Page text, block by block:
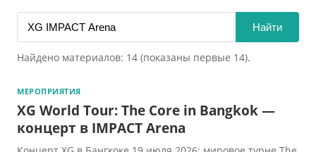
Найти
Найдено материалов: 14 (показаны первые 14).
МЕРОПРИЯТИЯ
XG World Tour: The Core in Bangkok —
концерт в IMPACT Arena